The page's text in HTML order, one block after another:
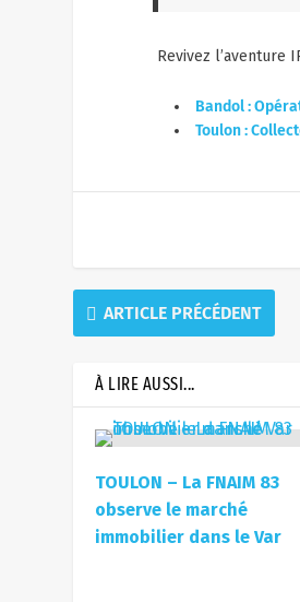
Lauréat du
l’entreprise la
démarches de
Sélectionné
candidats en
2018, dans la
humaines ».
initiatives
des salariés.
Un partenariat
Toulonnais
IPSEN
au long de
Var en
Adresse : Parc